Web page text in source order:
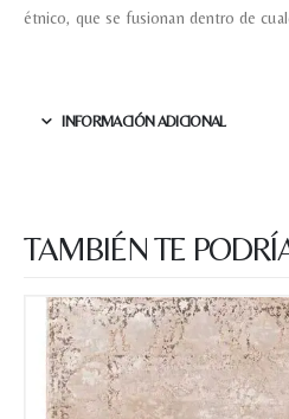
étnico, que se fusionan dentro de
INFORMACIÓN ADICIONAL
TAMBIÉN TE
Nombre y apellido*
Teléfono
Tu mensaje.